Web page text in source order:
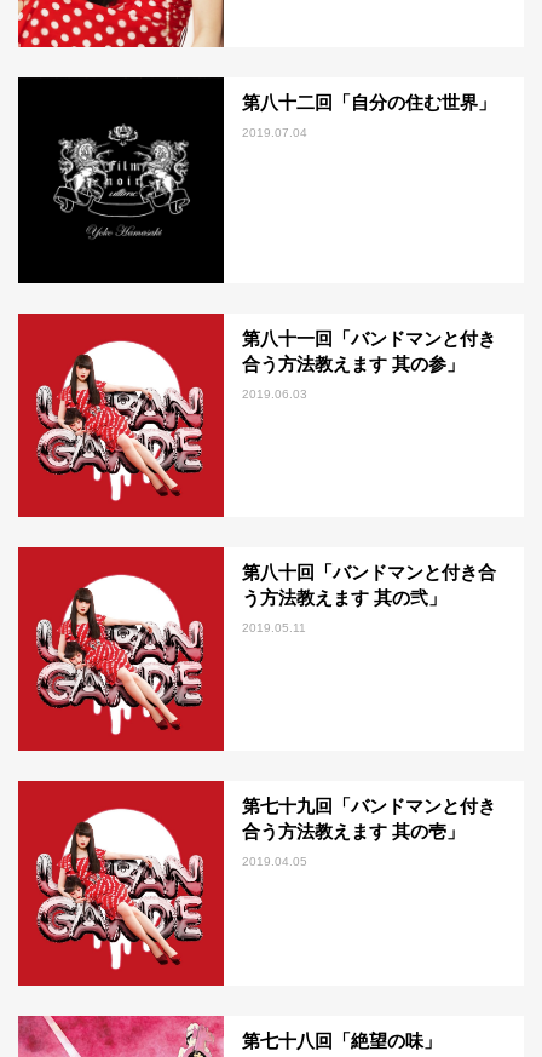
第八十二回「自分の住む世界」
2019.07.04
第八十一回「バンドマンと付き
合う方法教えます 其の参」
2019.06.03
第八十回「バンドマンと付き合
う方法教えます 其の弐」
2019.05.11
第七十九回「バンドマンと付き
合う方法教えます 其の壱」
2019.04.05
第七十八回「絶望の味」